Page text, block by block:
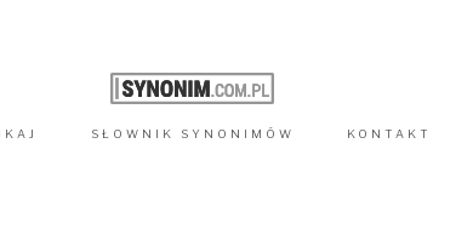
SŁOWNIK SYNONIMÓW KONTAKT